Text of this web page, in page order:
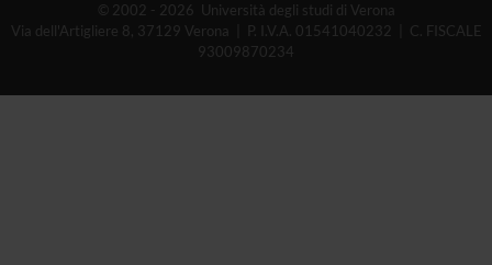
© 2002 - 2026 Università degli studi di Verona
Via dell'Artigliere 8, 37129 Verona | P. I.V.A. 01541040232 | C. FISCALE
93009870234